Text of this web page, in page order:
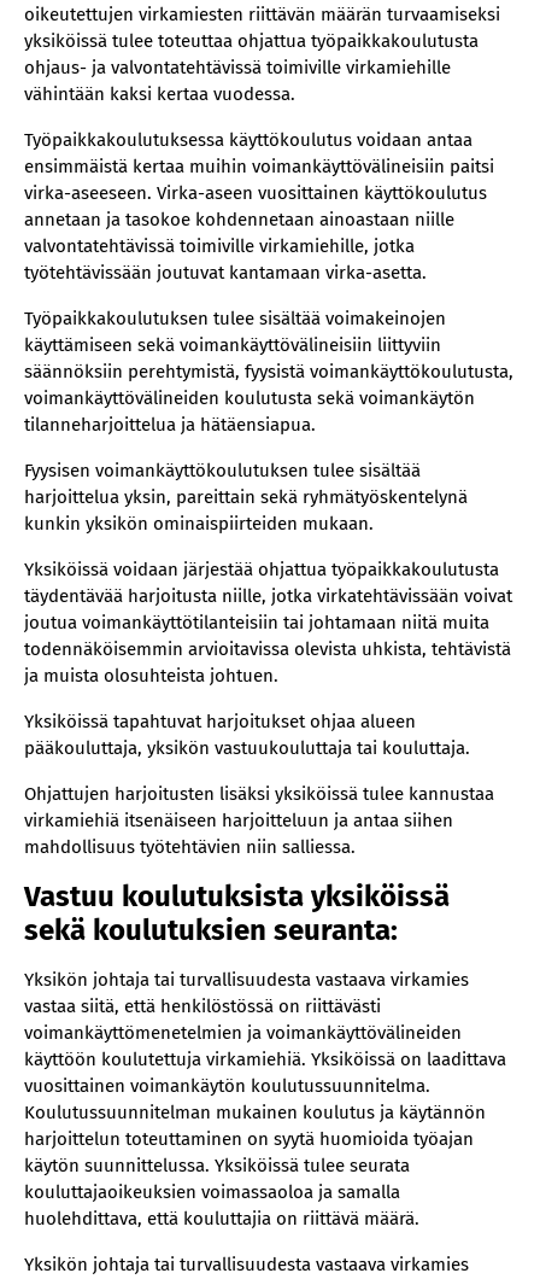
oikeutettujen virkamiesten riittävän määrän turvaamiseksi
yksiköissä tulee toteuttaa ohjattua työpaikkakoulutusta
ohjaus- ja valvontatehtävissä toimiville virkamiehille
vähintään kaksi kertaa vuodessa.
Työpaikkakoulutuksessa käyttökoulutus voidaan antaa
ensimmäistä kertaa muihin voimankäyttövälineisiin paitsi
virka-aseeseen. Virka-aseen vuosittainen käyttökoulutus
annetaan ja tasokoe kohdennetaan ainoastaan niille
valvontatehtävissä toimiville virkamiehille, jotka
työtehtävissään joutuvat kantamaan virka-asetta.
Työpaikkakoulutuksen tulee sisältää voimakeinojen
käyttämiseen sekä voimankäyttövälineisiin liittyviin
säännöksiin perehtymistä, fyysistä voimankäyttökoulutusta,
voimankäyttövälineiden koulutusta sekä voimankäytön
tilanneharjoittelua ja hätäensiapua.
Fyysisen voimankäyttökoulutuksen tulee sisältää
harjoittelua yksin, pareittain sekä ryhmätyöskentelynä
kunkin yksikön ominaispiirteiden mukaan.
Yksiköissä voidaan järjestää ohjattua työpaikkakoulutusta
täydentävää harjoitusta niille, jotka virkatehtävissään voivat
joutua voimankäyttötilanteisiin tai johtamaan niitä muita
todennäköisemmin arvioitavissa olevista uhkista, tehtävistä
ja muista olosuhteista johtuen.
Yksiköissä tapahtuvat harjoitukset ohjaa alueen
pääkouluttaja, yksikön vastuukouluttaja tai kouluttaja.
Ohjattujen harjoitusten lisäksi yksiköissä tulee kannustaa
virkamiehiä itsenäiseen harjoitteluun ja antaa siihen
mahdollisuus työtehtävien niin salliessa.
Vastuu koulutuksista yksiköissä
sekä koulutuksien seuranta:
Yksikön johtaja tai turvallisuudesta vastaava virkamies
vastaa siitä, että henkilöstössä on riittävästi
voimankäyttömenetelmien ja voimankäyttövälineiden
käyttöön koulutettuja virkamiehiä. Yksiköissä on laadittava
vuosittainen voimankäytön koulutussuunnitelma.
Koulutussuunnitelman mukainen koulutus ja käytännön
harjoittelun toteuttaminen on syytä huomioida työajan
käytön suunnittelussa. Yksiköissä tulee seurata
kouluttajaoikeuksien voimassaoloa ja samalla
huolehdittava, että kouluttajia on riittävä määrä.
Yksikön johtaja tai turvallisuudesta vastaava virkamies